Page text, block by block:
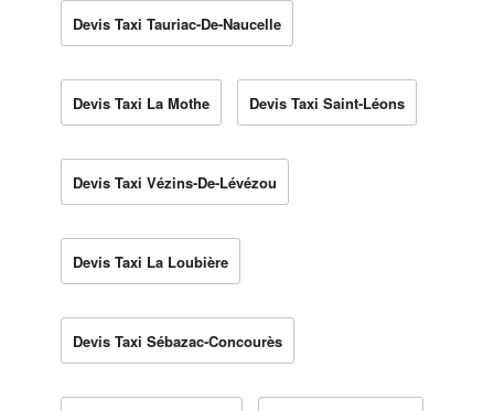
Devis Taxi Tauriac-De-Naucelle
Devis Taxi La Mothe Devis Taxi Saint-Léons
Devis Taxi Vézins-De-Lévézou
Devis Taxi La Loubière
Devis Taxi Sébazac-Concourès